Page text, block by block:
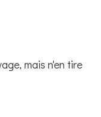
mais n'en tire